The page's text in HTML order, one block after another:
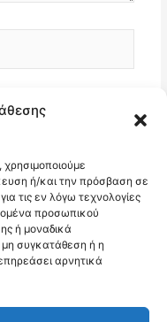
ή/και την πρόσβαση σε
τις εν λόγω τεχνολογίες
προσωπικού
ή μοναδικά
συγκατάθεση ή η
αρνητικά